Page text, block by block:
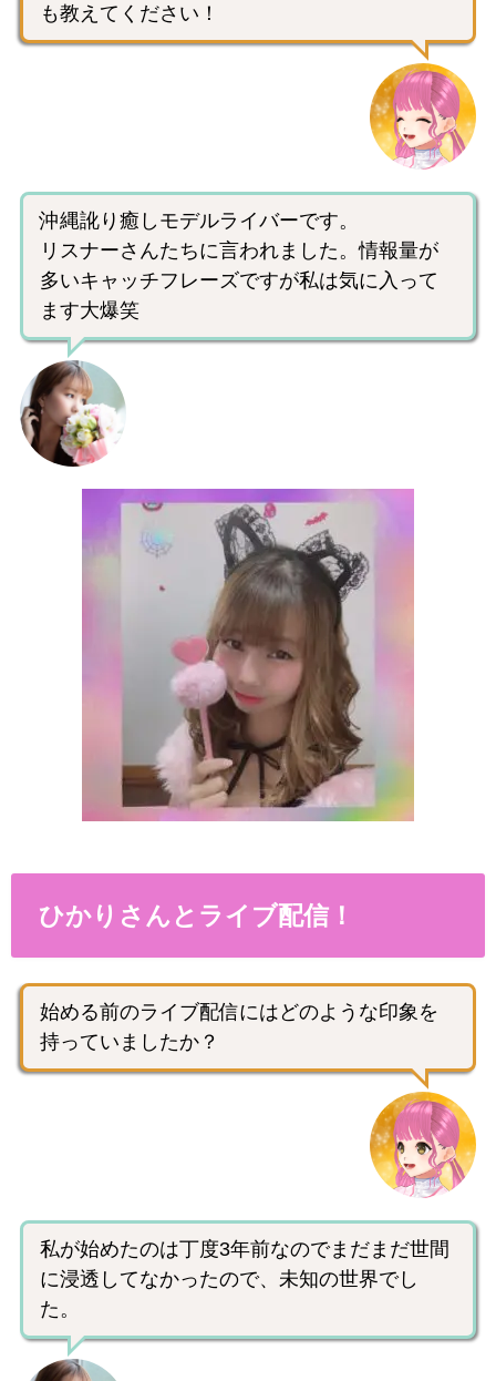
も教えてください！
沖縄訛り癒しモデルライバーです。
リスナーさんたちに言われました。情報量が
多いキャッチフレーズですが私は気に入って
ます大爆笑
ひかりさんとライブ配信！
始める前のライブ配信にはどのような印象を
持っていましたか？
私が始めたのは丁度3年前なのでまだまだ世間
に浸透してなかったので、未知の世界でし
た。